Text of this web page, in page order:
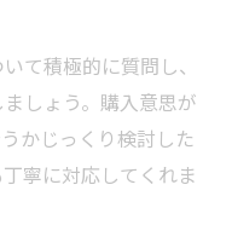
て積極的に質問し、
しょう。購入意思が
かじっくり検討した
寧に対応してくれま